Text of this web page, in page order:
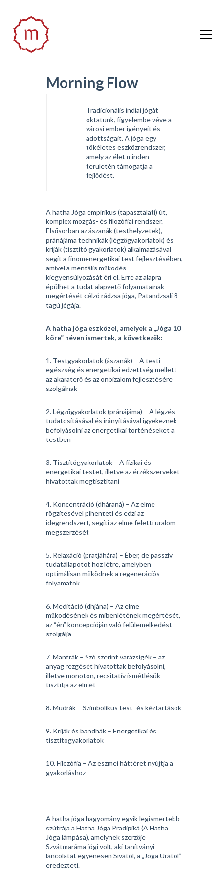
Morning Flow
Tradicionális indiai jógát
oktatunk, figyelembe véve a
városi ember igényeit és
adottságait. A jóga egy
tökéletes eszközrendszer,
amely az élet minden
területén támogatja a
fejlődést.
A hatha Jóga empírikus (tapasztalati) út,
komplex mozgás- és filozófiai rendszer.
Elsősorban az ászanák (testhelyzetek),
pránájáma technikák (légzőgyakorlatok) és
kriják (tisztító gyakorlatok) alkalmazásával
segít a finomenergetikai test fejlesztésében,
amivel a mentális működés
kiegyensúlyozását éri el. Erre az alapra
épülhet a tudat alapvető folyamatainak
megértését célzó rádzsa jóga, Patandzsali 8
tagú jógája.
A hatha jóga eszközei, amelyek a „Jóga 10
köre” néven ismertek, a következők:
1. Testgyakorlatok (ászanák) – A testi
egészség és energetikai edzettség mellett
az akaraterő és az önbizalom fejlesztésére
szolgálnak
2. Légzőgyakorlatok (pránájáma) – A légzés
tudatosításával és irányításával igyekeznek
befolyásolni az energetikai történéseket a
testben
3. Tisztítógyakorlatok – A fizikai és
energetikai testet, illetve az érzékszerveket
hivatottak megtisztítani
4. Koncentráció (dháraná) – Az elme
rögzítésével pihenteti és edzi az
idegrendszert, segíti az elme feletti uralom
megszerzését
5. Relaxáció (pratjáhára) – Éber, de passzív
tudatállapotot hoz létre, amelyben
optimálisan működnek a regenerációs
folyamatok
6. Meditáció (dhjána) – Az elme
működésének és mibenlétének megértését,
az “én” koncepcióján való felülemelkedést
szolgálja
7. Mantrák – Szó szerint varázsigék – az
anyag rezgését hivatottak befolyásolni,
illetve monoton, recsitatív ismétlésük
tisztítja az elmét
8. Mudrák – Szimbolikus test- és kéztartások
9. Kriják és bandhák – Energetikai és
tisztítógyakorlatok
10. Filozófia – Az eszmei háttéret nyújtja a
gyakorláshoz
A hatha jóga hagyomány egyik legismertebb
szútrája a Hatha Jóga Pradipiká (A Hatha
Jóga lámpása), amelynek szerzője
Szvátmaráma jógi volt, aki tanítványi
láncolatát egyenesen Sívától, a „Jóga Urától”
eredezteti.